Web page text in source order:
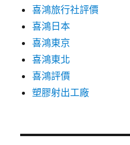
喜鴻旅行社評價
喜鴻日本
喜鴻東京
喜鴻東北
喜鴻評價
塑膠射出工廠